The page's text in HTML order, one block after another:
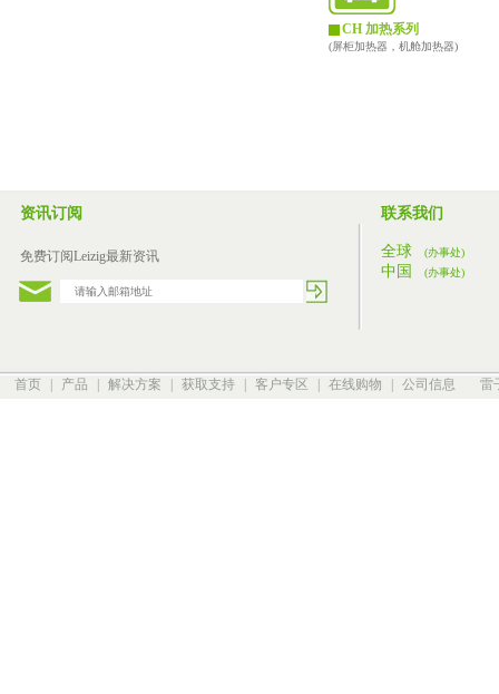
CH 加热系列
(屏柜加热器，机舱加热器)
资讯订阅
免费订阅Leizig最新资讯
联系我们
全球 (办事处)
中国 (办事处)
首页 产品 解决方案 获取支持 客户专区 在线购物 公司信息 雷